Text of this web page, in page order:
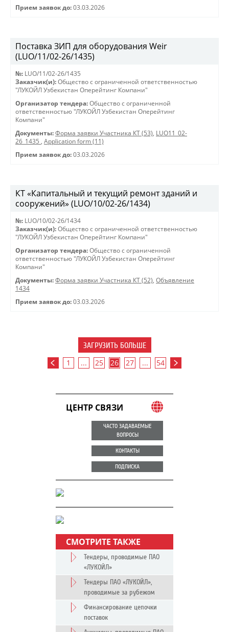
Прием заявок до: 03.03.2026
Поставка ЗИП для оборудования Weir
(LUO/11/02-26/1435)
№: LUO/11/02-26/1435
Заказчик(и): Общество с ограниченной ответственностью
"ЛУКОЙЛ Узбекистан Оперейтинг Компани"
Организатор тендера: Общество с ограниченной
ответственностью "ЛУКОЙЛ Узбекистан Оперейтинг
Компани"
Документы: Форма заявки Участника КТ (53), LUO11_02-
26_1435 , Application form (11)
Прием заявок до: 03.03.2026
КТ «Капитальный и текущий ремонт зданий и
сооружений» (LUO/10/02-26/1434)
№: LUO/10/02-26/1434
Заказчик(и): Общество с ограниченной ответственностью
"ЛУКОЙЛ Узбекистан Оперейтинг Компани"
Организатор тендера: Общество с ограниченной
ответственностью "ЛУКОЙЛ Узбекистан Оперейтинг
Компани"
Документы: Форма заявки Участника КТ (52), Объявление
1434
Прием заявок до: 03.03.2026
ЗАГРУЗИТЬ БОЛЬШЕ
1 ... 25 26 27 ... 54
ЦЕНТР СВЯЗИ
ЧАСТО ЗАДАВАЕМЫЕ
ВОПРОСЫ
КОНТАКТЫ
ПОДПИСКА
СМОТРИТЕ ТАКЖЕ
Тендеры, проводимые ПАО
«ЛУКОЙЛ»
Тендеры ПАО «ЛУКОЙЛ»,
проводимые за рубежом
Финансирование цепочки
поставок